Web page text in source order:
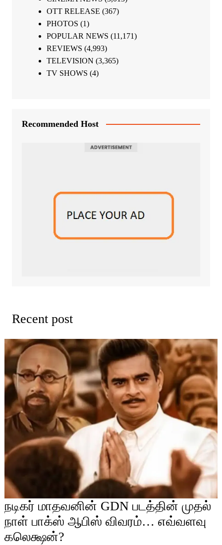
OTT RELEASE (367)
PHOTOS (1)
POPULAR NEWS (11,171)
REVIEWS (4,993)
TELEVISION (3,365)
TV SHOWS (4)
Recommended Host
Recent post
நடிகர் மாதவனின் GDN படத்தின் முதல்
நாள் பாக்ஸ் ஆபிஸ் விவரம்… எவ்வளவு
கலெக்ஷன்?